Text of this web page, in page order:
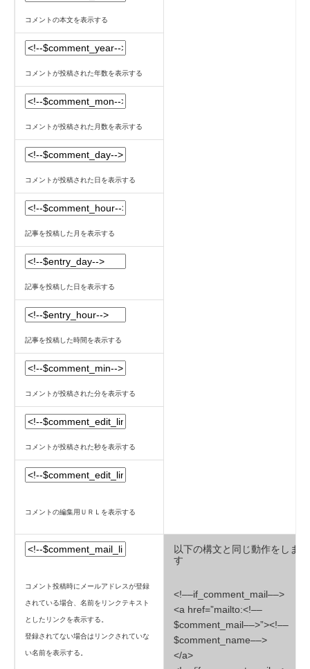
コメントの本文を表示する
コメントが投稿された年数を表示する
コメントが投稿された月数を表示する
コメントが投稿された日を表示する
記事を投稿した月を表示する
記事を投稿した日を表示する
記事を投稿した時間を表示する
コメントが投稿された分を表示する
コメントが投稿された秒を表示する
コメントの編集用ＵＲＬを表示する
コメント投稿時にメールアドレスが登録
されている場合、名前をリンクテキスト
としたリンクを表示する。
登録されてない場合はリンクされていな
い名前を表示する。
以下の構文と同じ動作をしま
す
<!––if_comment_mail––>
<a href=”mailto:<!––
$comment_mail––>”><!––
$comment_name––>
</a>